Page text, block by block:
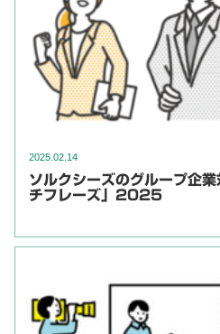
2025.02.14
ソルクシーズのグループ企
チフレーズ」2025